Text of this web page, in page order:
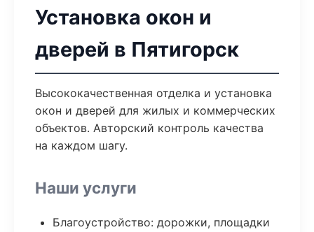
Установка окон и
дверей в Пятигорск
Высококачественная отделка и установка
окон и дверей для жилых и коммерческих
объектов. Авторский контроль качества
на каждом шагу.
Наши услуги
Благоустройство: дорожки, площадки